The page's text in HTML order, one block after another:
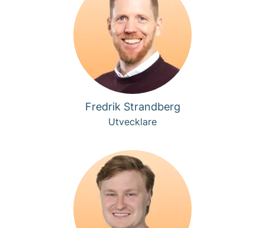
Fredrik Strandberg
Utvecklare